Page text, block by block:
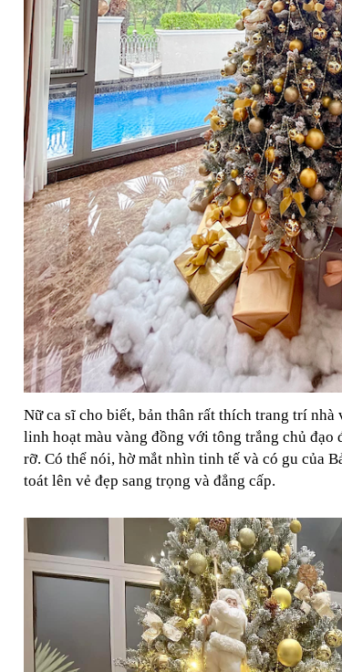
Nữ ca sĩ cho biết, bản thân rất thích trang trí
linh hoạt màu vàng đồng với tông trắng chủ đạo
rỡ. Có thể nói, hờ mắt nhìn tinh tế và có gu của
toát lên vẻ đẹp sang trọng và đẳng cấp.